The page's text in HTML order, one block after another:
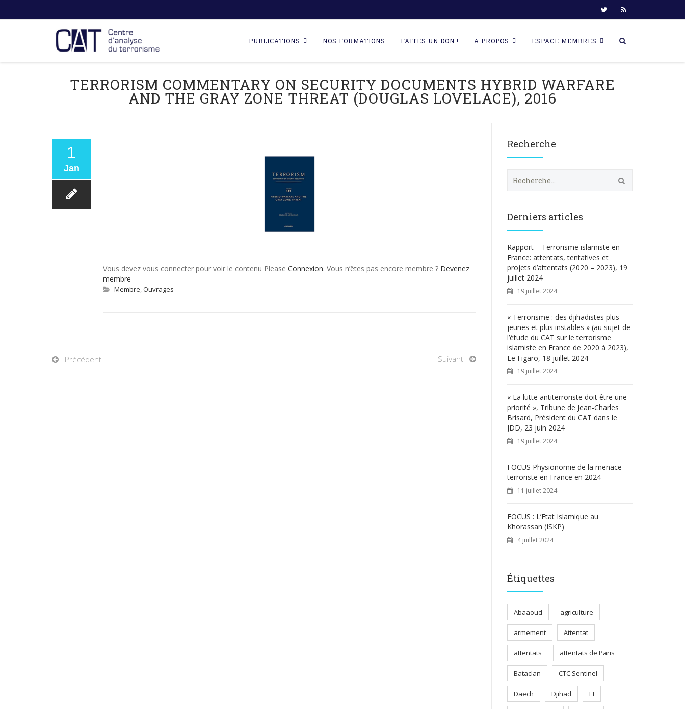
content
PUBLICATIONS NOS FORMATIONS FAITES UN DON ! A PROPOS ESPACE MEMBRES
TERRORISM COMMENTARY ON SECURITY DOCUMENTS HYBRID WARFARE
AND THE GRAY ZONE THREAT (DOUGLAS LOVELACE), 2016
1
Jan
Vous devez vous connecter pour voir le contenu Please Connexion. Vous n’êtes pas encore membre ? Devenez
membre
Membre, Ouvrages
Précédent Suivant
Recherche
e
h
e
r
:
Derniers articles
Rapport – Terrorisme islamiste en
France: attentats, tentatives et
projets d’attentats (2020 – 2023), 19
juillet 2024
19 juillet 2024
« Terrorisme : des djihadistes plus
jeunes et plus instables » (au sujet de
l’étude du CAT sur le terrorisme
islamiste en France de 2020 à 2023),
Le Figaro, 18 juillet 2024
19 juillet 2024
« La lutte antiterroriste doit être une
priorité », Tribune de Jean-Charles
Brisard, Président du CAT dans le
JDD, 23 juin 2024
19 juillet 2024
FOCUS Physionomie de la menace
terroriste en France en 2024
11 juillet 2024
FOCUS : L’Etat Islamique au
Khorassan (ISKP)
4 juillet 2024
Étiquettes
Abaaoud agriculture
armement Attentat
attentats attentats de Paris
Bataclan CTC Sentinel
Daech Djihad EI